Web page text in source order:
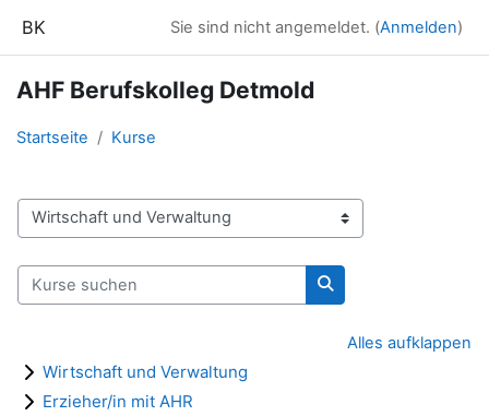
BK Sie sind nicht angemeldet. (Anmelden)
AHF Berufskolleg Detmold
Startseite Kurse
Kursbereiche
Kurse suchen
Kurse suchen
Alles aufklappen
Wirtschaft und Verwaltung
Erzieher/in mit AHR